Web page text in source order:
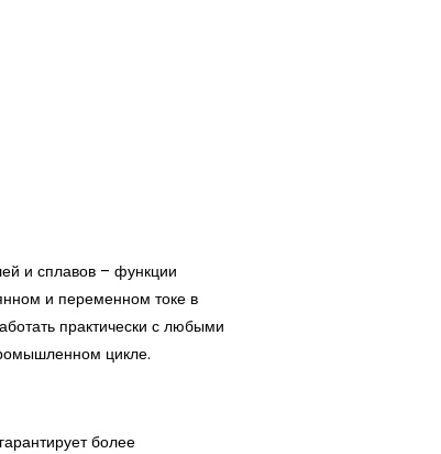
и сплавов – функции
и переменном токе в
практически с любыми
цикле.
более